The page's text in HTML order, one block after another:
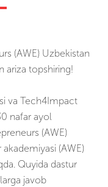
(AWE) Uzbekistan
ariza topshiring!
va Tech4Impact
nafar ayol
(AWE)
(AWE)
Quyida dastur
javob